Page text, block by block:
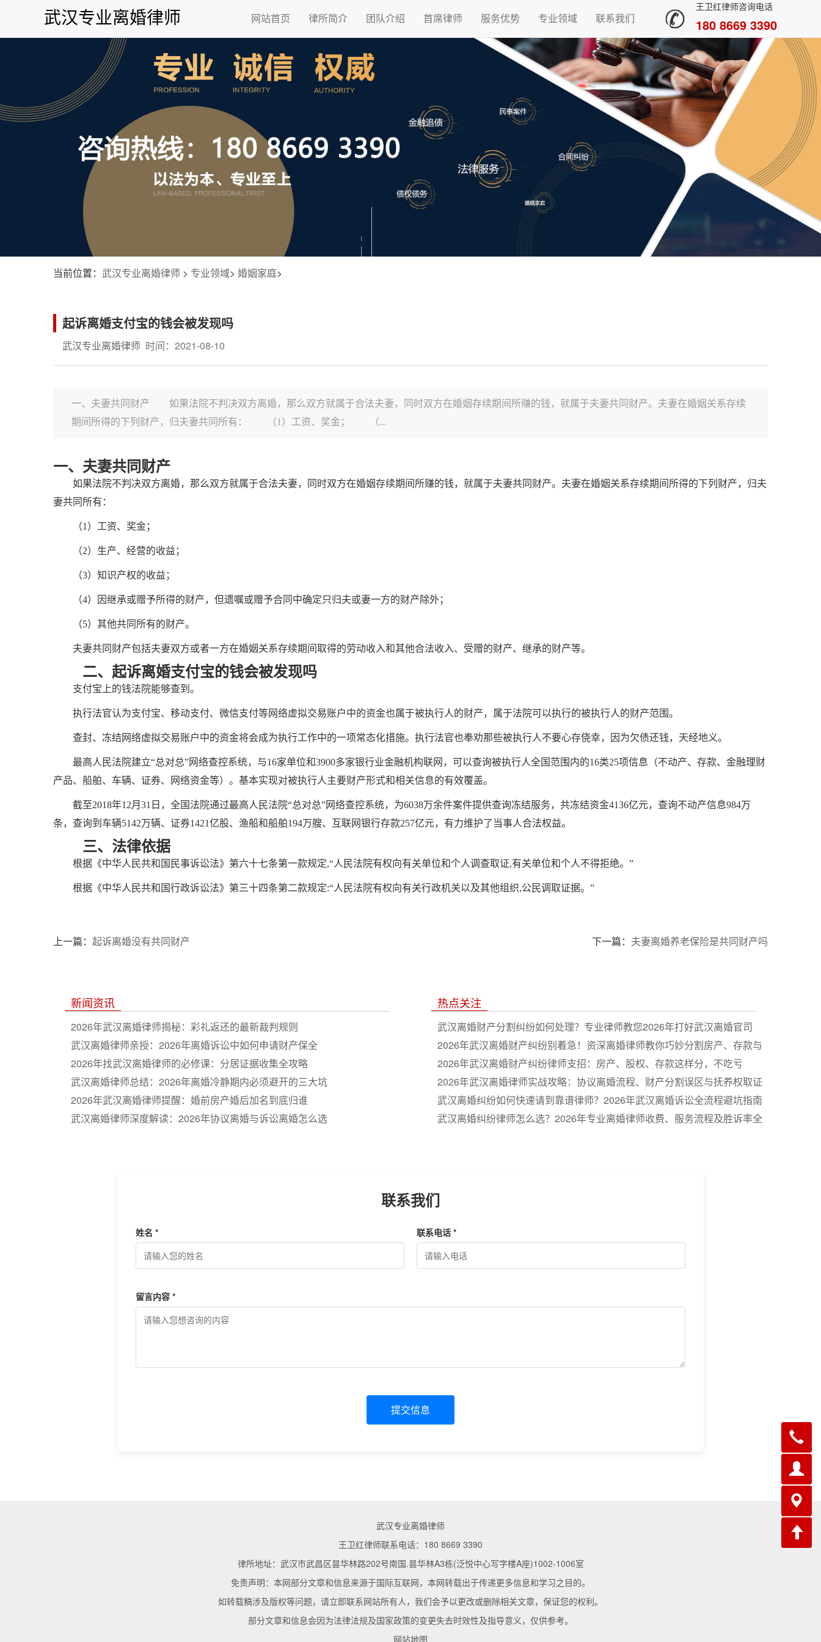
武汉专业离婚律师 网站首页 律所简介 团队介绍 首席律师 服务优势 专业领域 联系我们
王卫红律师咨询电话
180 8669 3390
当前位置： 武汉专业离婚律师 > 专业领域> 婚姻家庭>
起诉离婚支付宝的钱会被发现吗
武汉专业离婚律师 时间：2021-08-10
一、夫妻共同财产 如果法院不判决双方离婚，那么双方就属于合法夫妻，同时双方在婚姻存续期间所赚的钱，就属于夫妻共同财产。夫妻在婚姻关系存续
期间所得的下列财产，归夫妻共同所有： （1）工资、奖金； （...
一、夫妻共同财产
如果法院不判决双方离婚，那么双方就属于合法夫妻，同时双方在婚姻存续期间所赚的钱，就属于夫妻共同财产。夫妻在婚姻关系存续期间所得的下列财产，归夫
妻共同所有：
（1）工资、奖金；
（2）生产、经营的收益；
（3）知识产权的收益；
（4）因继承或赠予所得的财产，但遗嘱或赠予合同中确定只归夫或妻一方的财产除外；
（5）其他共同所有的财产。
夫妻共同财产包括夫妻双方或者一方在婚姻关系存续期间取得的劳动收入和其他合法收入、受赠的财产、继承的财产等。
二、起诉离婚支付宝的钱会被发现吗
支付宝上的钱法院能够查到。
执行法官认为支付宝、移动支付、微信支付等网络虚拟交易账户中的资金也属于被执行人的财产，属于法院可以执行的被执行人的财产范围。
查封、冻结网络虚拟交易账户中的资金将会成为执行工作中的一项常态化措施。执行法官也奉劝那些被执行人不要心存侥幸，因为欠债还钱，天经地义。
最高人民法院建立“总对总”网络查控系统，与16家单位和3900多家银行业金融机构联网，可以查询被执行人全国范围内的16类25项信息（不动产、存款、金融理财
产品、船舶、车辆、证券、网络资金等）。基本实现对被执行人主要财产形式和相关信息的有效覆盖。
截至2018年12月31日，全国法院通过最高人民法院“总对总”网络查控系统，为6038万余件案件提供查询冻结服务，共冻结资金4136亿元，查询不动产信息984万
条，查询到车辆5142万辆、证券1421亿股、渔船和船舶194万艘、互联网银行存款257亿元，有力维护了当事人合法权益。
三、法律依据
根据《中华人民共和国民事诉讼法》第六十七条第一款规定,“人民法院有权向有关单位和个人调查取证,有关单位和个人不得拒绝。”
根据《中华人民共和国行政诉讼法》第三十四条第二款规定:“人民法院有权向有关行政机关以及其他组织,公民调取证据。”
上一篇： 起诉离婚没有共同财产 夫妻离婚养老保险是共同财产吗
下一篇：
新闻资讯
2026年武汉离婚律师揭秘：彩礼返还的最新裁判规则
武汉离婚律师亲授：2026年离婚诉讼中如何申请财产保全
2026年找武汉离婚律师的必修课：分居证据收集全攻略
武汉离婚律师总结：2026年离婚冷静期内必须避开的三大坑
2026年武汉离婚律师提醒：婚前房产婚后加名到底归谁
武汉离婚律师深度解读：2026年协议离婚与诉讼离婚怎么选
热点关注
武汉离婚财产分割纠纷如何处理？专业律师教您2026年打好武汉离婚官司
2026年武汉离婚财产纠纷别着急！资深离婚律师教你巧妙分割房产、存款与
股权，免费在线解答
2026年武汉离婚财产纠纷律师支招：房产、股权、存款这样分，不吃亏
2026年武汉离婚律师实战攻略：协议离婚流程、财产分割误区与抚养权取证
全掌握
武汉离婚纠纷如何快速请到靠谱律师？2026年武汉离婚诉讼全流程避坑指南
与专业法律支持
武汉离婚纠纷律师怎么选？2026年专业离婚律师收费、服务流程及胜诉率全
联系我们
姓名 * 联系电话 *
留言内容 *
提交信息
武汉专业离婚律师
王卫红律师联系电话：180 8669 3390
律所地址：武汉市武昌区昙华林路202号南国.昙华林A3栋(泛悦中心写字楼A座)1002-1006室
免责声明：本网部分文章和信息来源于国际互联网，本网转载出于传递更多信息和学习之目的。
如转载稿涉及版权等问题，请立即联系网站所有人，我们会予以更改或删除相关文章，保证您的权利。
部分文章和信息会因为法律法规及国家政策的变更失去时效性及指导意义，仅供参考。
网站地图